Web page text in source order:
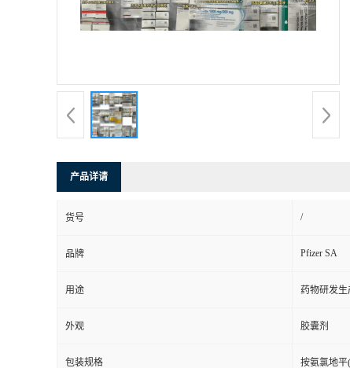
产品详请
货号 /
品牌 Pfizer SA
用途 药物研发生
外观 胶囊剂
包装规格 按氨氯地平